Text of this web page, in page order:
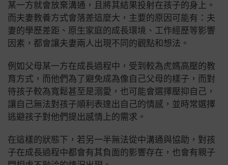
某一方就會放棄溝通，且將其結果投射在孩子的身上。
而夫妻教養方式會落差這麼大，主要的原因可能有：夫
妻的學歷差距、原生家庭的成長環境、工作經歷等影響
因素，都會讓夫妻兩人出現不同的觀點和想法。
例如父母某一方在成長過程中，受到較為虎媽高壓的教
育方式，而他們為了避免成為像自己父母的樣子，而對
待孩子較為寬鬆甚至是溺愛，也可能會選擇壓抑自己，
讓自己無法對孩子順利表達出自己的情感，並時常選擇
逃避孩子對他們提出感情上的需求。
在這樣的狀態下，若另一半無法從中溝通與協助，對孩
子在成長過程中都會有其負面的影響存在，也會有親子